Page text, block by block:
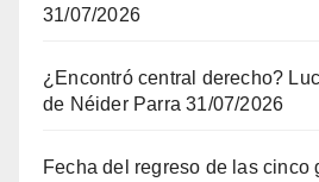
31/07/2026
¿Encontró central derecho?
de Néider Parra 31/07/2026
Fecha del regreso de las cinco